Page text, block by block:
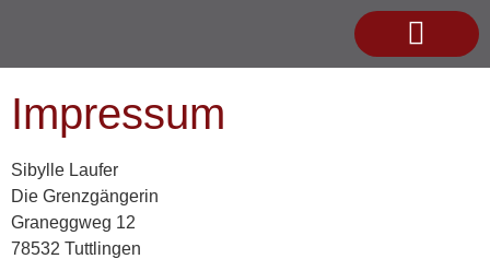
Impressum
Sibylle Laufer
Die Grenzgängerin
Graneggweg 12
78532 Tuttlingen